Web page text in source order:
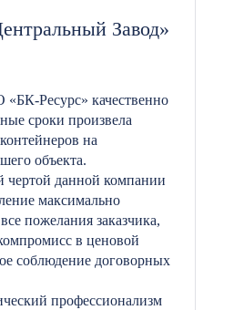
Завод»
Ресурс» качественно
сроки произвела
на
объекта.
чертой данной компании
максимально
пожелания заказчика,
в ценовой
соблюдение договорных
профессионализм